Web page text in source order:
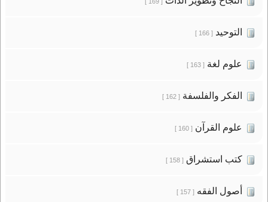
التوحيد[ 166 ]
علوم لغة[ 163 ]
الفكر والفلسفة[ 162 ]
علوم القرآن[ 160 ]
كتب استشراق[ 158 ]
أصول الفقه[ 157 ]